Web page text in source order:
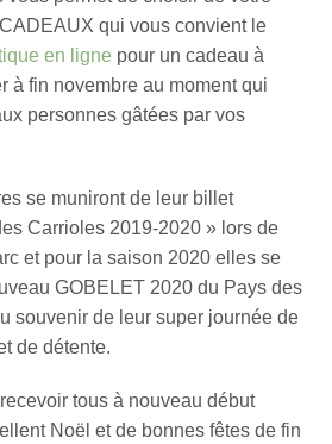
qui vous convient le
en ligne pour un cadeau à
à fin novembre au moment qui
personnes gâtées par vos
se muniront de leur billet
Carrioles 2019-2020 » lors de
et pour la saison 2020 elles se
GOBELET 2020 du Pays des
souvenir de leur super journée de
de détente.
tous à nouveau début
Noël et de bonnes fêtes de fin